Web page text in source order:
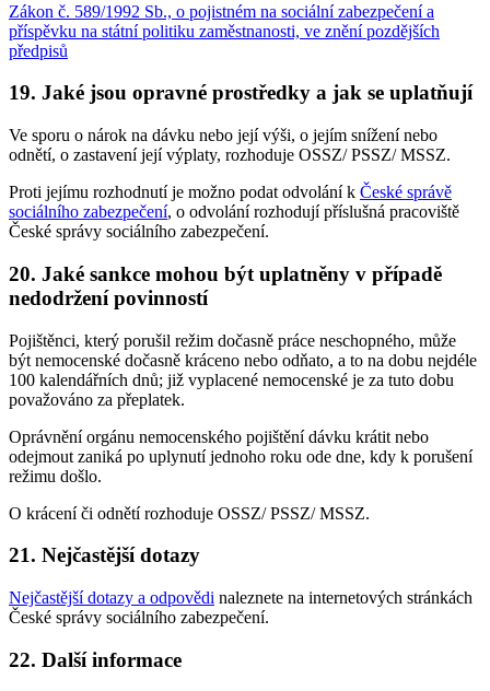
Zákon č. 589/1992 Sb., o pojistném na sociální zabezpečení a
příspěvku na státní politiku zaměstnanosti, ve znění pozdějších
předpisů
19. Jaké jsou opravné prostředky a jak se uplatňují
Ve sporu o nárok na dávku nebo její výši, o jejím snížení nebo
odnětí, o zastavení její výplaty, rozhoduje OSSZ/ PSSZ/ MSSZ.
Proti jejímu rozhodnutí je možno podat odvolání k České správě
sociálního zabezpečení, o odvolání rozhodují příslušná pracoviště
České správy sociálního zabezpečení.
20. Jaké sankce mohou být uplatněny v případě
nedodržení povinností
Pojištěnci, který porušil režim dočasně práce neschopného, může
být nemocenské dočasně kráceno nebo odňato, a to na dobu nejdéle
100 kalendářních dnů; již vyplacené nemocenské je za tuto dobu
považováno za přeplatek.
Oprávnění orgánu nemocenského pojištění dávku krátit nebo
odejmout zaniká po uplynutí jednoho roku ode dne, kdy k porušení
režimu došlo.
O krácení či odnětí rozhoduje OSSZ/ PSSZ/ MSSZ.
21. Nejčastější dotazy
Nejčastější dotazy a odpovědi naleznete na internetových stránkách
České správy sociálního zabezpečení.
22. Další informace